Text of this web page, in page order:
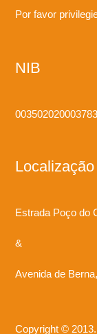
Por favor
NIB
Localização
Estrada Poço do
&
Avenida de
Copyright ©